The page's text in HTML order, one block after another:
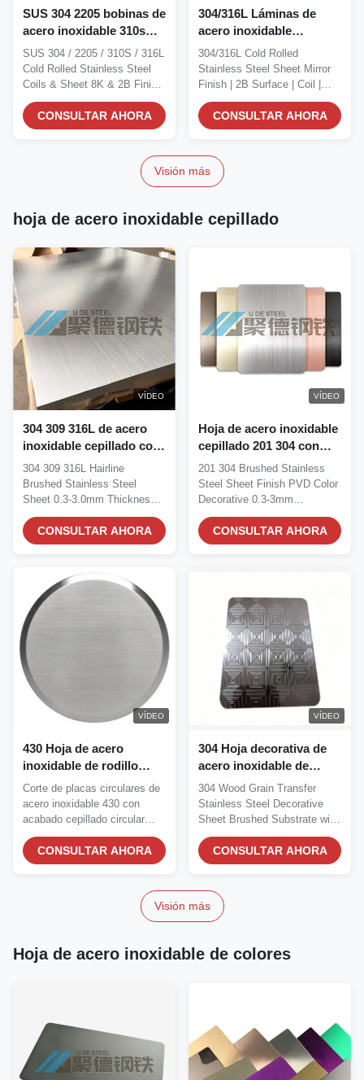
SUS 304 2205 bobinas de
acero inoxidable 310s
316L chapa de acero
inoxidable laminada en
frío 8K 2B con servicios
de corte
SUS 304 / 2205 / 310S / 316L
Cold Rolled Stainless Steel
Coils & Sheet 8K & 2B Finish
|...
CONSULTAR AHORA
304/316L Láminas de
acero inoxidable
laminadas en frío
Refracción especular 2B
Superficie Espessura de
bobina de acero
inoxidable 0,3-1,2 mm
304/316L Cold Rolled
Stainless Steel Sheet Mirror
Finish | 2B Surface | Coil |
Thickness...
CONSULTAR AHORA
Visión más
hoja de acero inoxidable cepillado
VÍDEO
304 309 316L de acero
inoxidable cepillado con
espesor de 0,3-3,0 mm y
alta resistencia a la
corrosión para la
decoración
304 309 316L Hairline
Brushed Stainless Steel
Sheet 0.3-3.0mm Thickness
SS Plate For Decoration...
CONSULTAR AHORA
VÍDEO
Hoja de acero inoxidable
cepillado 201 304 con
revestimiento de PVD y
alta resistencia a la
corrosión en 0,3-3 mm
de espesor
201 304 Brushed Stainless
Steel Sheet Finish PVD Color
Decorative 0.3-3mm
Thickness For...
CONSULTAR AHORA
VÍDEO
430 Hoja de acero
inoxidable de rodillo
circular y cepillado con
alta resistencia a la
corrosión para energía
química y eléctrica
Corte de placas circulares de
acero inoxidable 430 con
acabado cepillado circular
para industrias...
CONSULTAR AHORA
VÍDEO
304 Hoja decorativa de
acero inoxidable de
transferencia de grano
de madera Hoja de acero
inoxidable cepillada para
uso exterior
304 Wood Grain Transfer
Stainless Steel Decorative
Sheet Brushed Substrate with
Wood Grain...
CONSULTAR AHORA
Visión más
Hoja de acero inoxidable de colores